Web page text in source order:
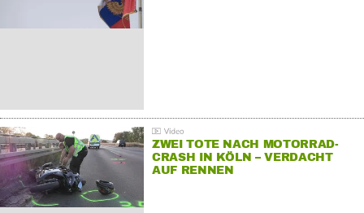
ZWEI TOTE NACH MOTORRAD-
CRASH IN KÖLN – VERDACHT
AUF RENNEN